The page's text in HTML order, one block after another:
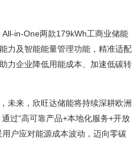
in-One两款179kWh工商业储能
力及智能能量管理功能，精准适配
力企业降低用能成本、加速低碳转
来，欣旺达储能将持续深耕欧洲
过“高可靠产品+本地化服务+开放
户应对能源成本波动，迈向零碳